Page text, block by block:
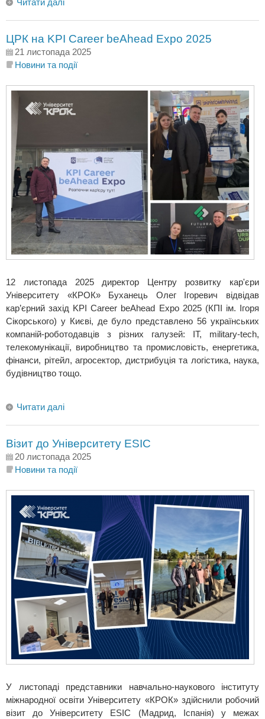
ЦРК на KPI Career beAhead Expo 2025
21 листопада 2025
Новини та події
12 листопада 2025 директор Центру розвитку кар'єри
Університету «КРОК» Буханець Олег Ігоревич відвідав
кар’єрний захід KPI Career beAhead Expo 2025 (КПІ ім. Ігоря
Сікорського) у Києві, де було представлено 56 українських
компаній-роботодавців з різних галузей: ІТ, military-tech,
телекомунікації, виробництво та промисловість, енергетика,
фінанси, рітейл, агросектор, дистрибуція та логістика, наука,
будівництво тощо.
Читати далі
Візит до Університету ESIC
20 листопада 2025
Новини та події
У листопаді представники навчально-наукового інституту
міжнародної освіти Університету «КРОК» здійснили робочий
візит до Університету ESIC (Мадрид, Іспанія) у межах